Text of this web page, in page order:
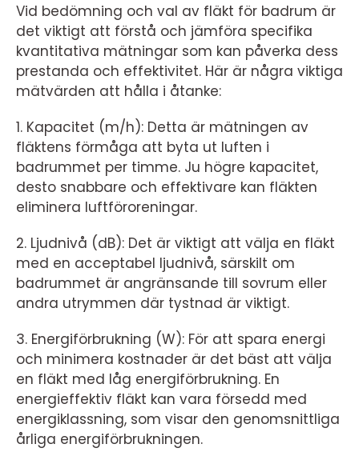
Vid bedömning och val av fläkt för badrum är
det viktigt att förstå och jämföra specifika
kvantitativa mätningar som kan påverka dess
prestanda och effektivitet. Här är några viktiga
mätvärden att hålla i åtanke:
1. Kapacitet (m/h): Detta är mätningen av
fläktens förmåga att byta ut luften i
badrummet per timme. Ju högre kapacitet,
desto snabbare och effektivare kan fläkten
eliminera luftföroreningar.
2. Ljudnivå (dB): Det är viktigt att välja en fläkt
med en acceptabel ljudnivå, särskilt om
badrummet är angränsande till sovrum eller
andra utrymmen där tystnad är viktigt.
3. Energiförbrukning (W): För att spara energi
och minimera kostnader är det bäst att välja
en fläkt med låg energiförbrukning. En
energieffektiv fläkt kan vara försedd med
energiklassning, som visar den genomsnittliga
årliga energiförbrukningen.